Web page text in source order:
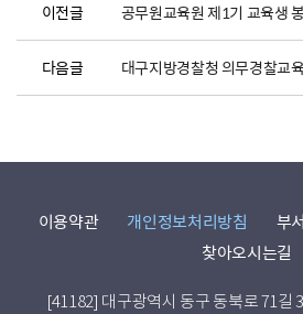
이전글 공무원교육원 제1기 교육생
다음글
이용약관 개인정보처리방침 부
찾아오시는길
[41182] 대구광역시 동구 동북로 71길